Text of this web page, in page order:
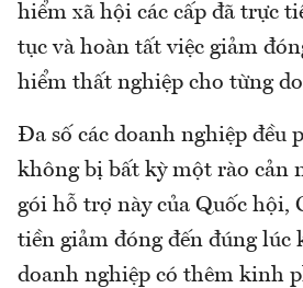
hiểm xã hội các cấp đã trực
tục và hoàn tất việc giảm
hiểm thất nghiệp cho từng
Đa số các doanh nghiệp đều
không bị bất kỳ một rào cản
gói hỗ trợ này của Quốc hội,
tiền giảm đóng đến đúng lúc
doanh nghiệp có thêm kinh